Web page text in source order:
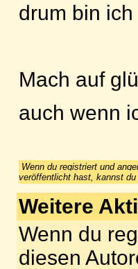
drum bin
Mach auf
auch wenn
Wenn du registriert und
veröffentlicht hast, kannst
Weitere
Wenn du
diesen